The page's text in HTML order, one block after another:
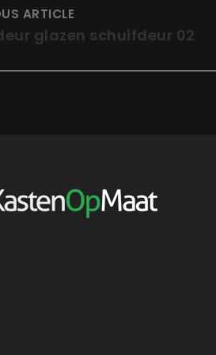
ARTICLE
glazen schuifdeur 02